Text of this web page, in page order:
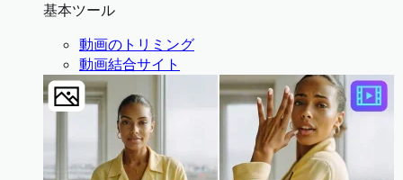
基本ツール
動画のトリミング
動画結合サイト